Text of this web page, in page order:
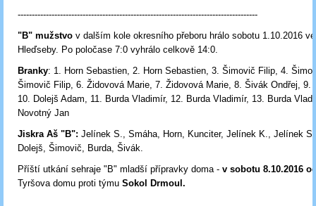
-------------------------------------------------------------------------------------
"B" mužstvo v dalším kole okresního přeboru hrálo sobotu 1.10.2016
Hleďseby. Po poločase 7:0 vyhrálo celkově 14:0.
Branky: 1. Horn Sebastien, 2. Horn Sebastien, 3. Šimovič Filip, 4.
Šimovič Filip, 6. Židovová Marie, 7. Židovová Marie, 8. Šivák Ondřej, 9.
10. Dolejš Adam, 11. Burda Vladimír, 12. Burda Vladimír, 13. Burda
Novotný Jan
Jiskra Aš "B": Jelínek S., Smáha, Horn, Kunciter, Jelínek K., Jelínek
Dolejš, Šimovič, Burda, Šivák.
Příští utkání sehraje "B" mladší přípravky doma - v sobotu 8.10.2016
Tyršova domu proti týmu Sokol Drmoul.